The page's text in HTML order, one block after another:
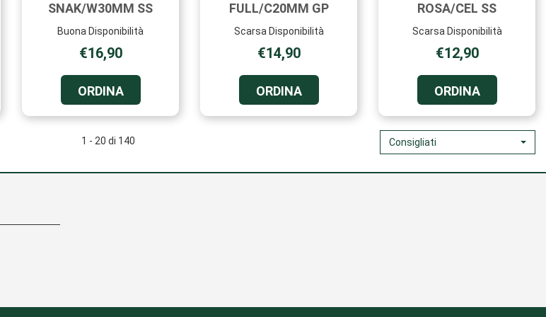
SNAK/W30MM SS
Buona Disponibilità
€16,90
ORDINA
ORECCHINI
SNAK/W30MM
CARRELLO
FULL/C20MM GP
Scarsa Disponibilità
€14,90
ORDINA
ORECCHINI
FULL/C20MM
ROSA/CEL SS
Scarsa Disponibilità
€12,90
ORDINA
ORECCHINI
ROSA/CEL
SS AL
CARRELLO
1 - 20 di 140 Consigliati